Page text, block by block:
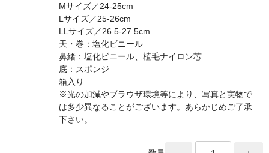
Mサイズ／24-25cm
Lサイズ／25-26cm
LLサイズ／26.5-27.5cm
天・巻：塩化ビニール
鼻緒：塩化ビニール、植毛ナイロン芯
底：スポンジ
箱入り
※光の加減やブラウザ環境等により、写真と実物で
は多少異なることがございます。あらかじめご了承
下さい。